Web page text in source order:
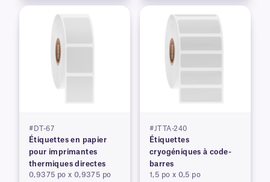
#DT-67
Étiquettes en papier
pour imprimantes
thermiques directes
0,9375 po x 0,9375 po
#JTTA-240
Étiquettes
cryogéniques à code-
barres
1,5 po x 0,5 po